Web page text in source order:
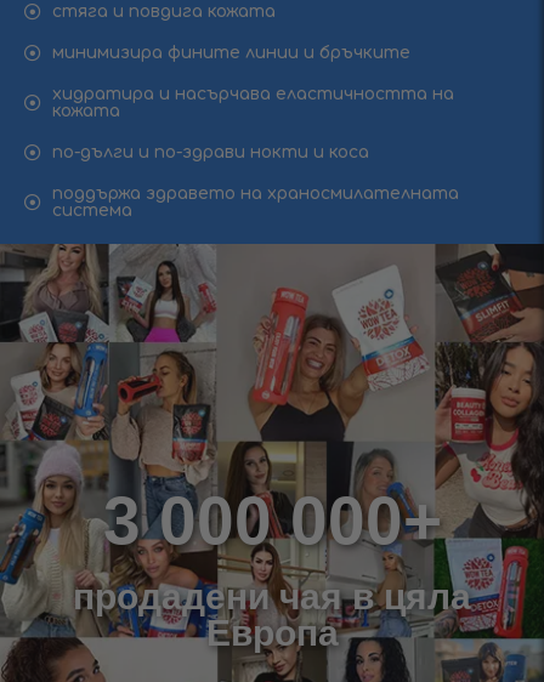
стяга и повдига кожата
минимизира фините линии и бръчките
хидратира и насърчава еластичността на
кожата
по-дълги и по-здрави нокти и коса
поддържа здравето на храносмилателната
система
3 000 000+
продадени чая в цяла
Европа